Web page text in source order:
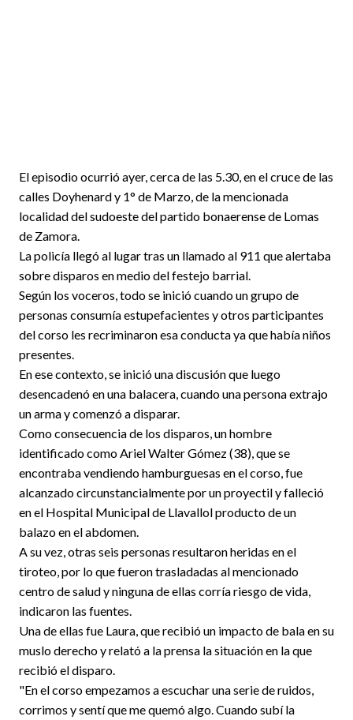
El episodio ocurrió ayer, cerca de las 5.30, en el cruce de las
calles Doyhenard y 1° de Marzo, de la mencionada
localidad del sudoeste del partido bonaerense de Lomas
de Zamora.
La policía llegó al lugar tras un llamado al 911 que alertaba
sobre disparos en medio del festejo barrial.
Según los voceros, todo se inició cuando un grupo de
personas consumía estupefacientes y otros participantes
del corso les recriminaron esa conducta ya que había niños
presentes.
En ese contexto, se inició una discusión que luego
desencadenó en una balacera, cuando una persona extrajo
un arma y comenzó a disparar.
Como consecuencia de los disparos, un hombre
identificado como Ariel Walter Gómez (38), que se
encontraba vendiendo hamburguesas en el corso, fue
alcanzado circunstancialmente por un proyectil y falleció
en el Hospital Municipal de Llavallol producto de un
balazo en el abdomen.
A su vez, otras seis personas resultaron heridas en el
tiroteo, por lo que fueron trasladadas al mencionado
centro de salud y ninguna de ellas corría riesgo de vida,
indicaron las fuentes.
Una de ellas fue Laura, que recibió un impacto de bala en su
muslo derecho y relató a la prensa la situación en la que
recibió el disparo.
"En el corso empezamos a escuchar una serie de ruidos,
corrimos y sentí que me quemó algo. Cuando subí la